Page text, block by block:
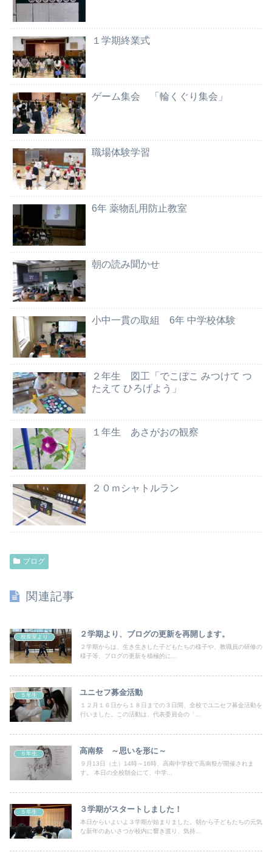
１学期終業式
ゲーム集会 「輪くぐり集会」
職場体験学習
6年 薬物乱用防止教室
朝の読み聞かせ
小中一貫の取組 6年 中学校体験
２年生 図工「でこぼこ みつけて つ
たえて ひろげよう」
１年生 あさがおの観察
２０ｍシャトルラン
ブログ
関連記事
校長室より ２学期より、ブログの更新を再開します。
２学期からは、生き生きした子どもたちの様子や、教職員の研修の
様子等、ブログの更新を積極的に...
５年生 ユニセフ募金活動
１２月１６日から１８日までの３日間、全校でユニセフ募金活動を
行いました。この活動は、代表委員会の「...
６年生 高南祭 ～思いを形に～
９月13日（土）14時～16時、高南中学校で高南祭が開催されま
す。 本日の全校朝会にて、中学...
５年生 ３学期がスタートしました！
本日からいよいよ３学期が始まりました。朝から子どもたちの元気
な新年のあいさつが校内に響き渡り、気持...